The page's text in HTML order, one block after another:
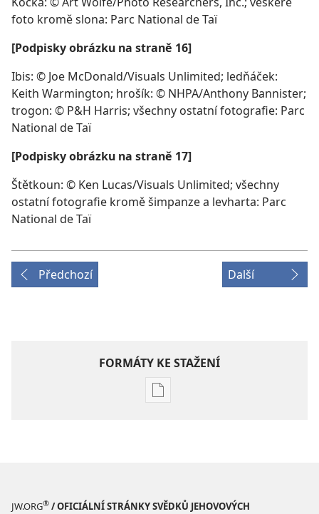
foto kromě slona: Parc National de Taï
[Podpisky obrázku na straně 16]
Ibis: © Joe McDonald/Visuals Unlimited; ledňáček:
Keith Warmington; hrošík: © NHPA/Anthony Bannister;
trogon: © P&H Harris; všechny ostatní fotografie: Parc
National de Taï
[Podpisky obrázku na straně 17]
Štětkoun: © Ken Lucas/Visuals Unlimited; všechny
ostatní fotografie kromě šimpanze a levharta: Parc
National de Taï
Předchozí Další
FORMÁTY KE STAŽENÍ
Formáty
8. září 2004
JW.ORG® / OFICIÁLNÍ STRÁNKY SVĚDKŮ JEHOVOVÝCH